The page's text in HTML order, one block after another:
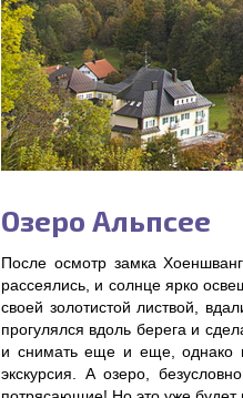
Озеро Альпсее
После осмотр замка
рассеялись, и солнце ярко
своей золотистой листвой,
прогулялся вдоль берега и
и снимать еще и еще, однако
экскурсия. А озеро,